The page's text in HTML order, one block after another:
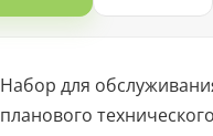
Набор для
планового